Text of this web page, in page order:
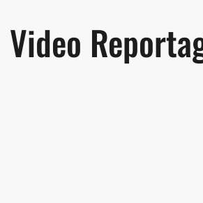
Video